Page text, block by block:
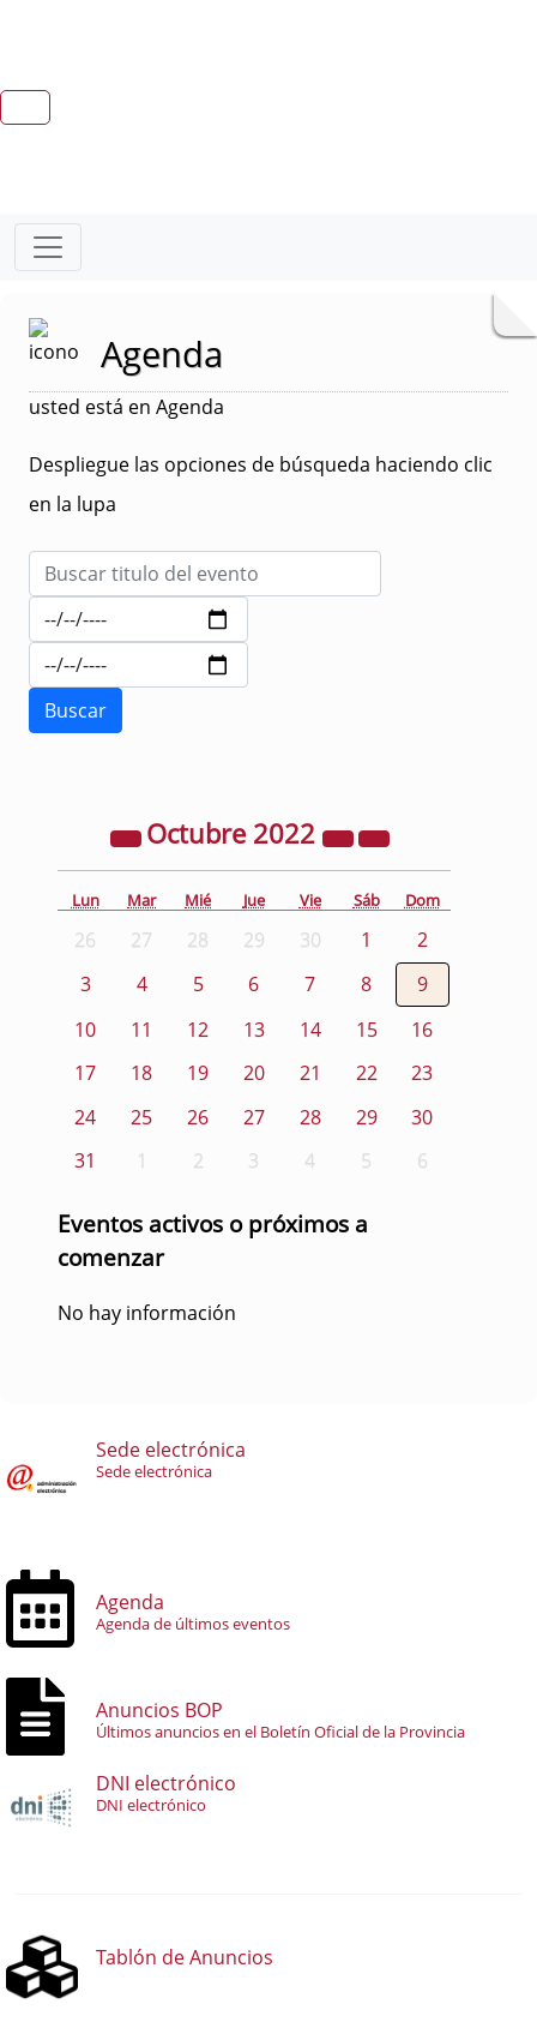
Agenda
usted está en Agenda
Despliegue las opciones de búsqueda haciendo clic
en la lupa
Octubre 2022
Lun Mar Mié Jue Vie Sáb Dom
26 27 28 29 30 1
2
3
4 5 6 7 8
9
10
11 12 13 14 15
16
17
18 19 20 21 22
23
24
25 26 27 28 29
30
31
1 2 3 4 5 6
Eventos activos o próximos a
comenzar
No hay información
Sede electrónica
Sede electrónica
Agenda
Agenda de últimos eventos
Anuncios BOP
Últimos anuncios en el Boletín Oficial de la Provincia
DNI electrónico
DNI electrónico
Tablón de Anuncios